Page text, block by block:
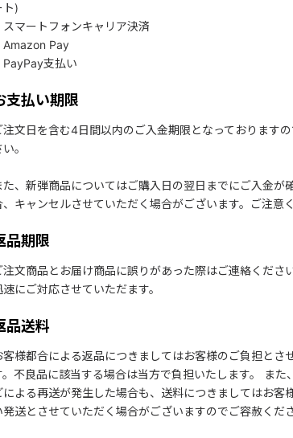
ト)
スマートフォンキャリア決済
Amazon Pay
PayPay支払い
支払い期限
注文日を含む4日間以内のご入金期限となっております
。
た、新弾商品についてはご購入日の翌日までにご入金が
、キャンセルさせていただく場合がございます。ご注意く
品期限
注文商品とお届け商品に誤りがあった際はご連絡ください
速にご対応させていただます。
品送料
客様都合による返品につきましてはお客様のご負担とさ
。不良品に該当する場合は当方で負担いたします。 また
による再送が発生した場合も、送料につきましてはお客
発送とさせていただく場合がございますのでご容赦くださ